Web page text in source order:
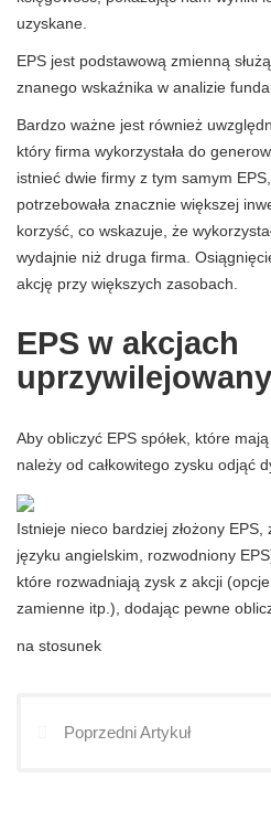
uzyskane.
EPS jest podstawową zmienną
znanego wskaźnika w analizie
Bardzo ważne jest również
który firma wykorzystała do
istnieć dwie firmy z tym samym
potrzebowała znacznie większej
korzyść, co wskazuje, że
wydajnie niż druga firma.
akcję przy większych zasobach.
EPS w akcjach
Aby obliczyć EPS spółek, które
należy od całkowitego zysku odjąć
Istnieje nieco bardziej złożony
języku angielskim, rozwodniony
które rozwadniają zysk z akcji
zamienne itp.), dodając pewne
na stosunek
Poprzedni Artykuł